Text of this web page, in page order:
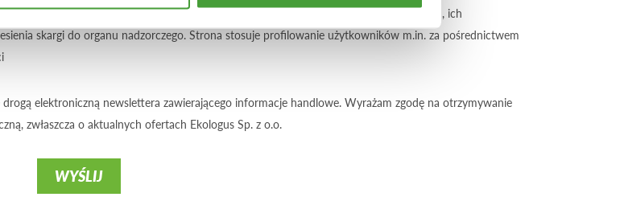
Mam prawo żądania od administratora dostępu do moich danych osobowych, ich
skargi do organu nadzorczego. Strona stosuje profilowanie użytkowników m.in. za pośrednictwem
elektroniczną newslettera zawierającego informacje handlowe. Wyrażam zgodę na otrzymywanie
zwłaszcza o aktualnych ofertach Ekologus Sp. z o.o.